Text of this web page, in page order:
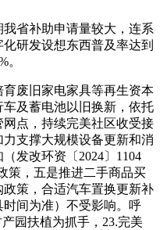
省补助申请量较大，连系
研发设想东西普及率达到
。
废旧家电家具等再生资本
及蓄电池以旧换新，依托
点，持续完美社区收受接
支撑大规模设备更新和消
发改环资〔2024〕1104
策，五是推进二手商品买
策，合适汽车置换更新补
间为准）不受影响。呼
园扶植为抓手，23.完美